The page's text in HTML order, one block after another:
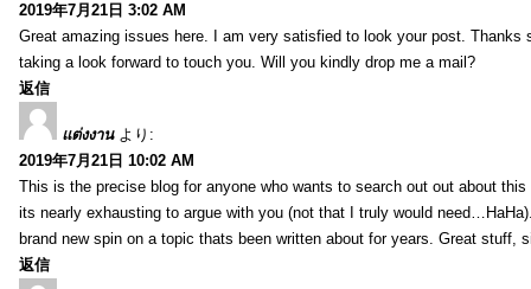
2019年7月21日 3:02 AM
Great amazing issues here. I am very satisfied to look your post. Thanks
taking a look forward to touch you. Will you kindly drop me a mail?
返信
แต่งงาน より:
2019年7月21日 10:02 AM
This is the precise blog for anyone who wants to search out out about
its nearly exhausting to argue with you (not that I truly would
brand new spin on a topic thats been written about for years. Great stuff,
返信